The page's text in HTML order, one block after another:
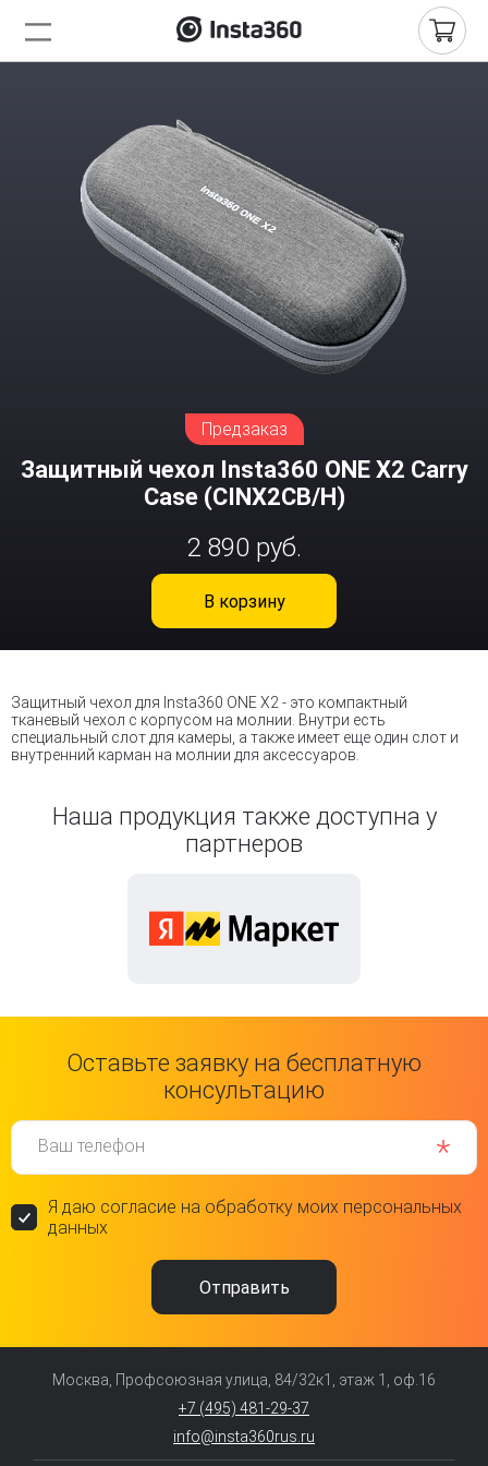
Предзаказ
Защитный чехол Insta360 ONE X2 Carry
Case (CINX2CB/H)
2 890 руб.
В корзину
Защитный чехол для Insta360 ONE X2 - это компактный
тканевый чехол с корпусом на молнии. Внутри есть
специальный слот для камеры, а также имеет еще один слот и
внутренний карман на молнии для аксессуаров.
Наша продукция также доступна у
партнеров
Оставьте заявку на бесплатную
консультацию
Ваш телефон
Я даю согласие на обработку моих персональных
данных
Москва, Профсоюзная улица, 84/32к1, этаж 1, оф.16
+7 (495) 481-29-37
info@insta360rus.ru